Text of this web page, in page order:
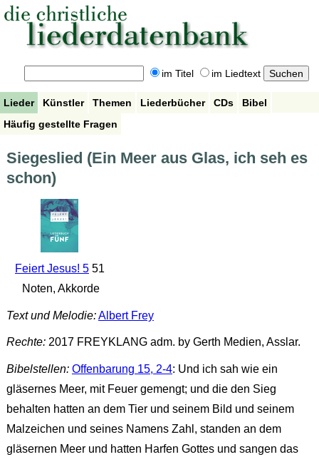
im Titel im Liedtext
Lieder Künstler Themen Liederbücher CDs
Bibel
Häufig gestellte Fragen
Siegeslied (Ein Meer aus Glas, ich seh es
schon)
Feiert Jesus! 551
Noten, Akkorde
Text und Melodie:Albert Frey
Rechte:2017 FREYKLANG adm. by Gerth Medien, Asslar.
Bibelstellen: Offenbarung 15, 2-4: Und ich sah wie ein
gläsernes Meer, mit Feuer gemengt; und die den Sieg
behalten hatten an dem Tier und seinem Bild und seinem
Malzeichen und seines Namens Zahl, standen an dem
gläsernen Meer und hatten Harfen Gottes und sangen das